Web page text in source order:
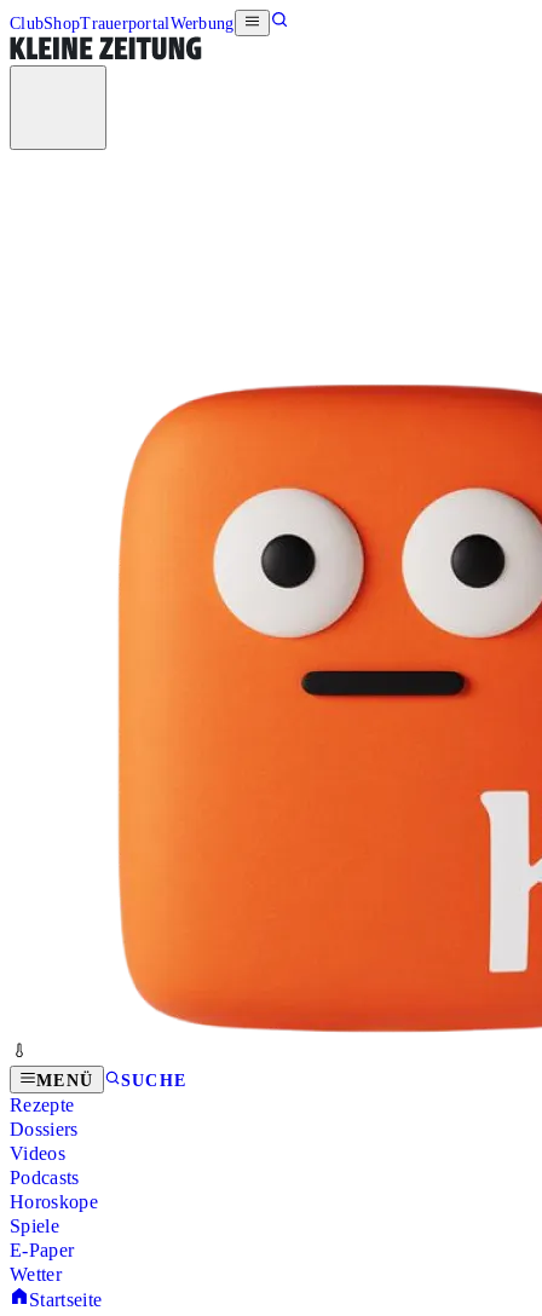
ClubShopTrauerportalWerbung
MENÜ SUCHE
Rezepte
Dossiers
Videos
Podcasts
Horoskope
Spiele
E-Paper
Wetter
Startseite